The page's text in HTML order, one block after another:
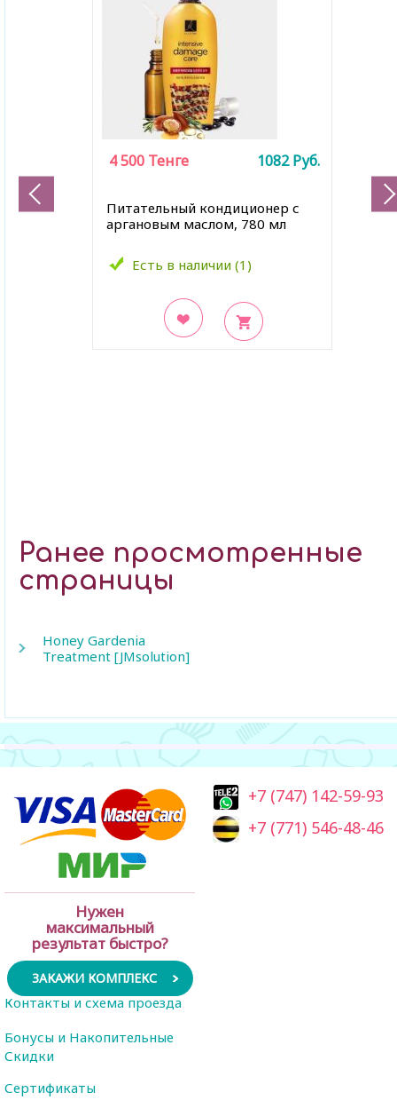
Питательный кондиционер с
аргановым маслом, 780 мл
Есть в наличии (1)
4 500 Тенге 1082Руб.
Ранее просмотренные
страницы
Honey Gardenia
Treatment [JMsolution]
Нужен
максимальный
результат быстро?
ЗАКАЖИ КОМПЛЕКС
+7 (747) 142-59-93
+7 (771) 546-48-46
Контакты и схема проезда
Бонусы и Накопительные
Скидки
Сертификаты